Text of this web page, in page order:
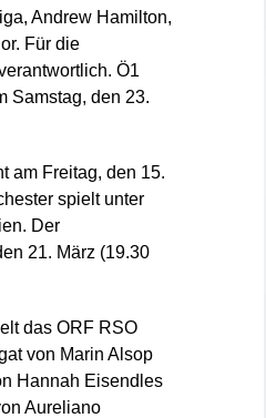
Andrew Hamilton,
Für die
Ö1
Samstag, den 23.
am Freitag, den 15.
spielt unter
Der
21. März (19.30
das ORF RSO
von Marin Alsop
Hannah Eisendles
Aureliano